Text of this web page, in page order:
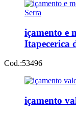
içamento e
Itapecerica
Cod.:53496
içamento